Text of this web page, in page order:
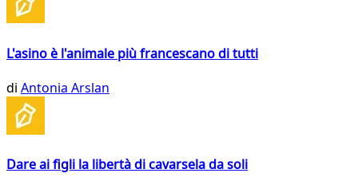
L'asino è l'animale più francescano di tutti
di Antonia Arslan
Dare ai figli la libertà di cavarsela da soli